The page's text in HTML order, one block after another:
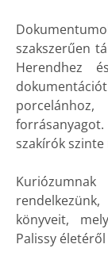
szakszerűen
Herendhez
szakírók
könyveit,
Palissy